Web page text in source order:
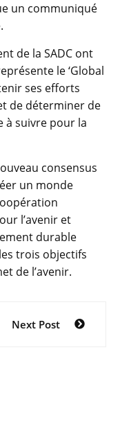
un communiqué
de la SADC ont
le ‘Global
ses efforts
de déterminer de
à suivre pour la
consensus
un monde
l’avenir et
durable
trois objectifs
de l’avenir.
Next Post